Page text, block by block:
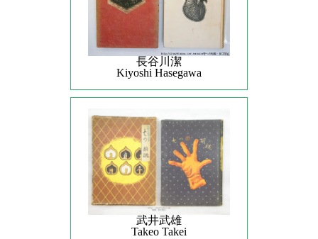
長谷川潔
Kiyoshi Hasegawa
武井武雄
Takeo Takei